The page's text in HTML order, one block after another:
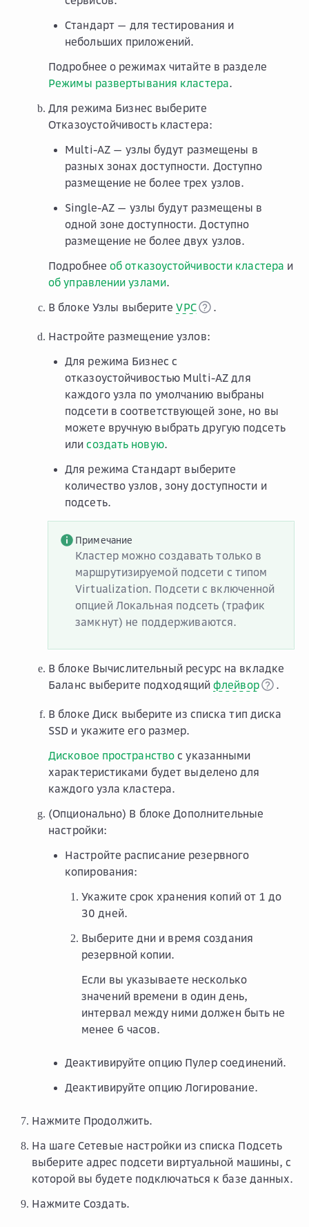
Стандарт — для тестирования и
небольших приложений.
Подробнее о режимах читайте в разделе
Режимы развертывания кластера.
Для режима Бизнес выберите
Отказоустойчивость кластера:
Multi-AZ — узлы будут размещены в
разных зонах доступности. Доступно
размещение не более трех узлов.
Single-AZ — узлы будут размещены в
одной зоне доступности. Доступно
размещение не более двух узлов.
Подробнее об отказоустойчивости кластера и
об управлении узлами.
В блоке Узлы выберитеVPC .
Настройте размещение узлов:
Для режима Бизнес с
отказоустойчивостью Multi-AZ для
каждого узла по умолчанию выбраны
подсети в соответствующей зоне, но вы
можете вручную выбрать другую подсеть
илисоздать новую.
Для режимаСтандарт выберите
количество узлов, зону доступности и
подсеть.
Примечание
Кластер можно создавать только в
маршрутизируемой подсети с типом
Virtualization. Подсети с включенной
опцией Локальная подсеть (трафик
замкнут) не поддерживаются.
В блоке Вычислительный ресурс на вкладке
Баланс выберите подходящийфлейвор .
В блоке Диск выберите из списка тип диска
SSD и укажите его размер.
Дисковое пространство с указанными
характеристиками будет выделено для
каждого узла кластера.
(Опционально) В блокеДополнительные
настройки:
Настройте расписание резервного
копирования:
Укажите срок хранения копий от 1 до
30 дней.
Выберите дни и время создания
резервной копии.
Если вы указываете несколько
значений времени в один день,
интервал между ними должен быть не
менее 6 часов.
Деактивируйте опцию Пулер соединений.
Деактивируйте опцию Логирование.
Нажмите Продолжить.
На шаге Сетевые настройки из списка Подсеть
выберите адрес подсети виртуальной машины, с
которой вы будете подключаться к базе данных.
Нажмите Создать.